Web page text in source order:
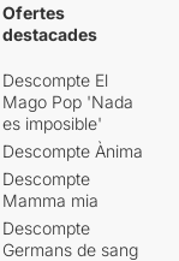
Ofertes
destacades
Descompte El
Mago Pop 'Nada
es imposible'
Descompte Ànima
Descompte
Mamma mia
Descompte
Germans de sang